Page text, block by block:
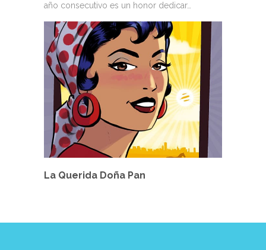
año consecutivo es un honor dedicar…
La Querida Doña Pan